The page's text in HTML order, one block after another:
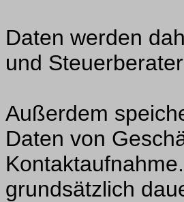
Daten werden
und
Außerdem
Daten von
grundsätzlich